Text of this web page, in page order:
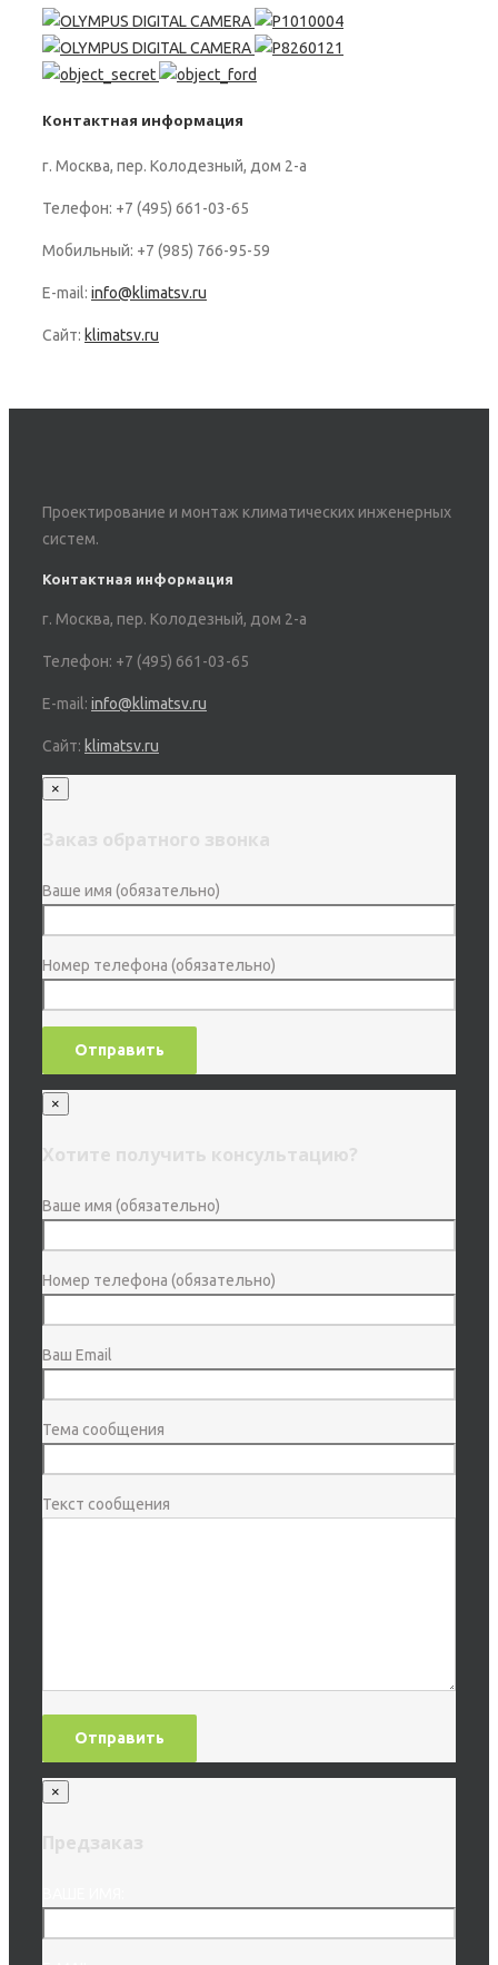
Контактная информация
г. Москва, пер. Колодезный, дом 2-а
Телефон: +7 (495) 661-03-65
Мобильный: +7 (985) 766-95-59
E-mail: info@klimatsv.ru
Сайт: klimatsv.ru
Проектирование и монтаж климатических инженерных
систем.
Контактная информация
г. Москва, пер. Колодезный, дом 2-а
Телефон: +7 (495) 661-03-65
E-mail: info@klimatsv.ru
Сайт: klimatsv.ru
×
Заказ обратного звонка
Ваше имя (обязательно)
Номер телефона (обязательно)
×
Хотите получить консультацию?
Ваше имя (обязательно)
Номер телефона (обязательно)
Ваш Email
Тема сообщения
Текст сообщения
×
Предзаказ